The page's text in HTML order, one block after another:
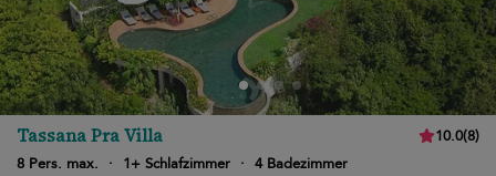
Tassana Pra Villa 10.0(8)
8 Pers. max.
· 1+ Schlafzimmer · 4 Badezimmer